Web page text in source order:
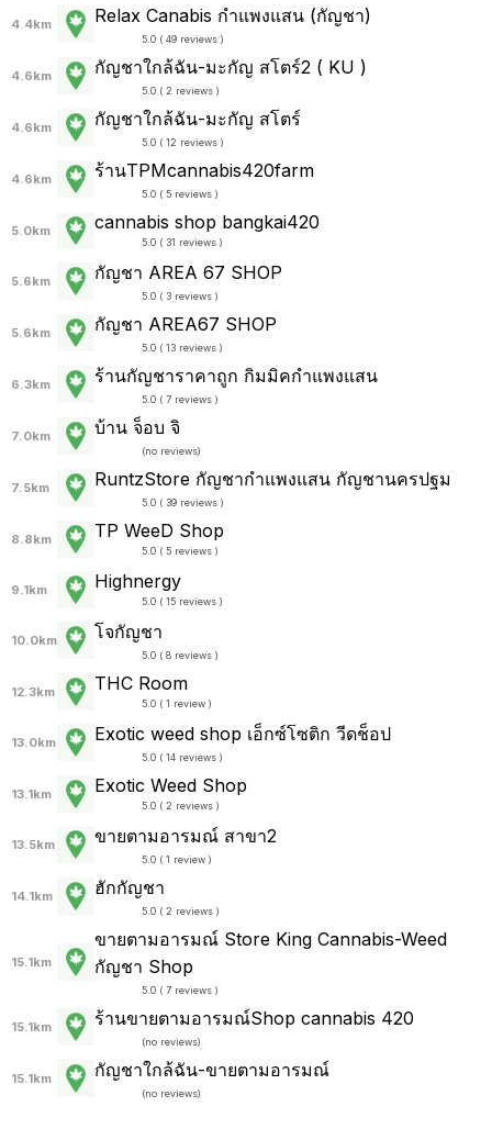
4.4km Relax Canabis กำแพงแสน (กัญชา)
5.0 ( 49 reviews )
4.6km กัญชาใกล้ฉัน-มะกัญ สโตร์2 ( KU )
5.0 ( 2 reviews )
4.6km กัญชาใกล้ฉัน-มะกัญ สโตร์
5.0 ( 12 reviews )
4.6km ร้านTPMcannabis420farm
5.0 ( 5 reviews )
5.0km cannabis shop bangkai420
5.0 ( 31 reviews )
5.6km กัญชา AREA 67 SHOP
5.0 ( 3 reviews )
5.6km กัญชา AREA67 SHOP
5.0 ( 13 reviews )
6.3km ร้านกัญชาราคาถูก กิมมิคกำแพงแสน
5.0 ( 7 reviews )
7.0km บ้าน จ็อบ จิ
(no reviews)
7.5km RuntzStore กัญชากำแพงแสน กัญชานครปฐม
5.0 ( 39 reviews )
8.8km TP WeeD Shop
5.0 ( 5 reviews )
9.1km Highnergy
5.0 ( 15 reviews )
10.0km โจกัญชา
5.0 ( 8 reviews )
12.3km THC Room
5.0 ( 1 review )
13.0km Exotic weed shop เอ็กซ์โซติก วีดช็อป
5.0 ( 14 reviews )
13.1km Exotic Weed Shop
5.0 ( 2 reviews )
13.5km ขายตามอารมณ์ สาขา2
5.0 ( 1 review )
14.1km ฮักกัญชา
5.0 ( 2 reviews )
15.1km
ขายตามอารมณ์ Store King Cannabis-Weed
กัญชา Shop
5.0 ( 7 reviews )
15.1km ร้านขายตามอารมณ์Shop cannabis 420
(no reviews)
15.1km กัญชาใกล้ฉัน-ขายตามอารมณ์
(no reviews)